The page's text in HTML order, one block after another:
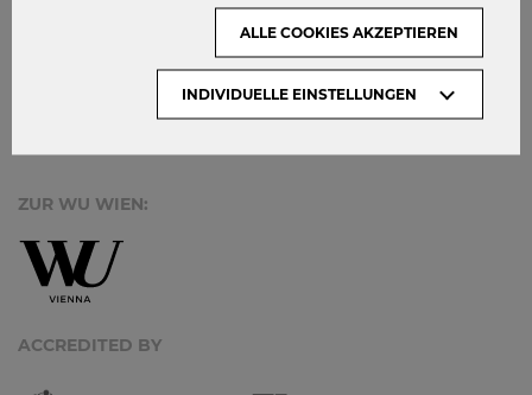
ZUR WU WIEN:
ACCREDITED BY
INDIVIDUELLE EINSTELLUNGEN
ALLE COOKIES AKZEPTIEREN